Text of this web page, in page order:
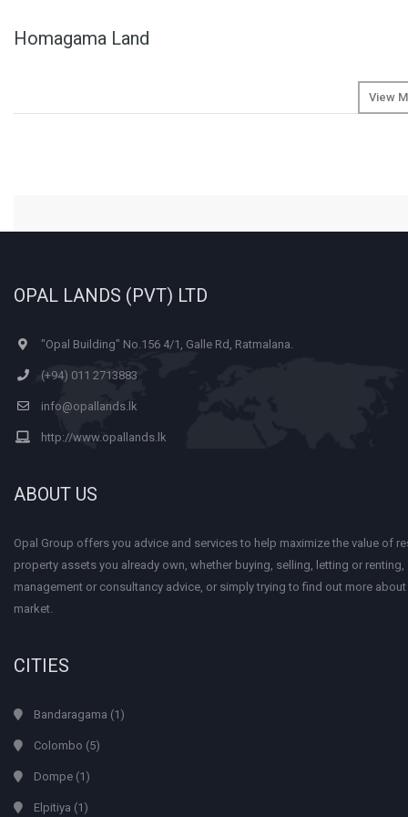
Homagama Land
View
OPAL LANDS (PVT) LTD
"Opal Building" No.156 4/1, Galle Rd, Ratmalana.
(+94) 011 2713883
info@opallands.lk
http://www.opallands.lk
ABOUT US
Opal Group offers you advice and services to help maximize the value of
property assets you already own, whether buying, selling, letting or
management or consultancy advice, or simply trying to find out more
market.
CITIES
Bandaragama (1)
Colombo (5)
Dompe (1)
Elpitiya (1)